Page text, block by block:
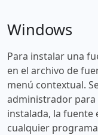
Windows
Para instalar una
en el archivo de
menú contextual.
administrador para
instalada, la fuente
cualquier